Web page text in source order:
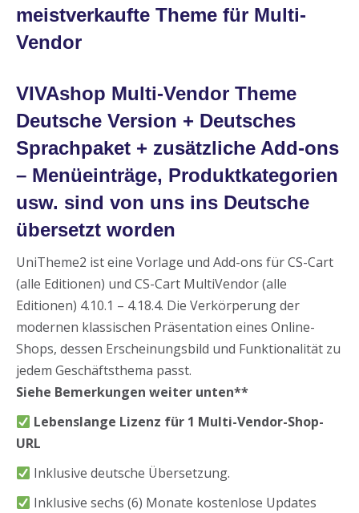
meistverkaufte Theme für Multi-
Vendor
VIVAshop Multi-Vendor Theme
Deutsche Version + Deutsches
Sprachpaket + zusätzliche Add-ons
– Menüeinträge, Produktkategorien
usw. sind von uns ins Deutsche
übersetzt worden
UniTheme2 ist eine Vorlage und Add-ons für CS-Cart
(alle Editionen) und CS-Cart MultiVendor (alle
Editionen) 4.10.1 – 4.18.4. Die Verkörperung der
modernen klassischen Präsentation eines Online-
Shops, dessen Erscheinungsbild und Funktionalität zu
jedem Geschäftsthema passt.
Siehe Bemerkungen weiter unten**
Lebenslange Lizenz für 1 Multi-Vendor-Shop-
URL
Inklusive deutsche Übersetzung.
Inklusive sechs (6) Monate kostenlose Updates